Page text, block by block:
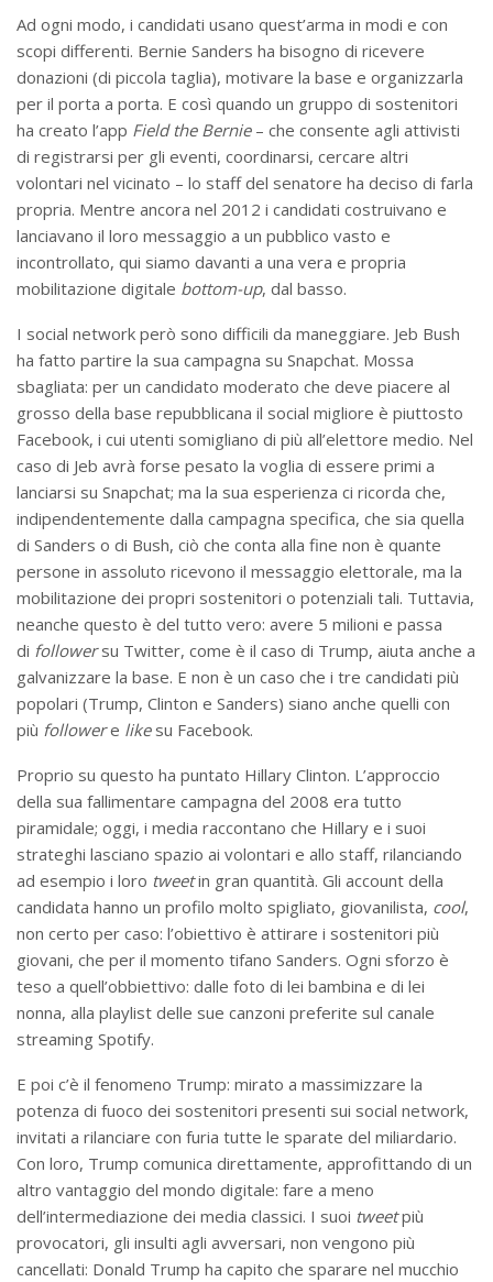
Ad ogni modo, i candidati usano quest’arma in modi e con
scopi differenti. Bernie Sanders ha bisogno di ricevere
donazioni (di piccola taglia), motivare la base e organizzarla
per il porta a porta. E così quando un gruppo di sostenitori
ha creato l’app Field the Bernie– che consente agli attivisti
di registrarsi per gli eventi, coordinarsi, cercare altri
volontari nel vicinato – lo staff del senatore ha deciso di farla
propria. Mentre ancora nel 2012 i candidati costruivano e
lanciavano il loro messaggio a un pubblico vasto e
incontrollato, qui siamo davanti a una vera e propria
mobilitazione digitale bottom-up, dal basso.
I social network però sono difficili da maneggiare. Jeb Bush
ha fatto partire la sua campagna su Snapchat. Mossa
sbagliata: per un candidato moderato che deve piacere al
grosso della base repubblicana il social migliore è piuttosto
Facebook, i cui utenti somigliano di più all’elettore medio. Nel
caso di Jeb avrà forse pesato la voglia di essere primi a
lanciarsi su Snapchat; ma la sua esperienza ci ricorda che,
indipendentemente dalla campagna specifica, che sia quella
di Sanders o di Bush, ciò che conta alla fine non è quante
persone in assoluto ricevono il messaggio elettorale, ma la
mobilitazione dei propri sostenitori o potenziali tali. Tuttavia,
neanche questo è del tutto vero: avere 5 milioni e passa
di followersu Twitter, come è il caso di Trump, aiuta anche a
galvanizzare la base. E non è un caso che i tre candidati più
popolari (Trump, Clinton e Sanders) siano anche quelli con
più followere likesu Facebook.
Proprio su questo ha puntato Hillary Clinton. L’approccio
della sua fallimentare campagna del 2008 era tutto
piramidale; oggi, i media raccontano che Hillary e i suoi
strateghi lasciano spazio ai volontari e allo staff, rilanciando
ad esempio i loro tweetin gran quantità. Gli account della
candidata hanno un profilo molto spigliato, giovanilista, cool,
non certo per caso: l’obiettivo è attirare i sostenitori più
giovani, che per il momento tifano Sanders. Ogni sforzo è
teso a quell’obbiettivo: dalle foto di lei bambina e di lei
nonna, alla playlist delle sue canzoni preferite sul canale
streaming Spotify.
E poi c’è il fenomeno Trump: mirato a massimizzare la
potenza di fuoco dei sostenitori presenti sui social network,
invitati a rilanciare con furia tutte le sparate del miliardario.
Con loro, Trump comunica direttamente, approfittando di un
altro vantaggio del mondo digitale: fare a meno
dell’intermediazione dei media classici. I suoi tweetpiù
provocatori, gli insulti agli avversari, non vengono più
cancellati: Donald Trump ha capito che sparare nel mucchio